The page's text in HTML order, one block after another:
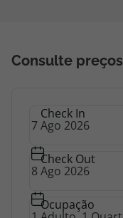
Consulte
Check In
Check Out
Ocupação